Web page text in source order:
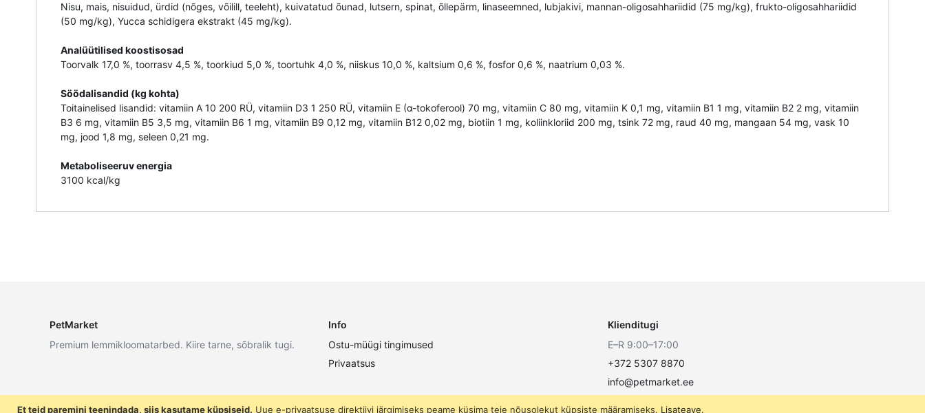
Et teid paremini teenindada, siis kasutame küpsiseid. Uue e-privaatsuse direktiivi järgimiseks peame küsima teie nõusolekut küpsiste määramiseks. Lisateave.
Nisu, mais, nisuidud, ürdid (nõges, võilill, teeleht), kuivatatud õunad, lutsern, spinat, õllepärm, linaseemned, lubjakivi, mannan-oligosahhariidid (75 mg/kg), frukto-oligosahhariidid
(50 mg/kg), Yucca schidigera ekstrakt (45 mg/kg).
Analüütilised koostisosad
Toorvalk 17,0 %, toorrasv 4,5 %, toorkiud 5,0 %, toortuhk 4,0 %, niiskus 10,0 %, kaltsium 0,6 %, fosfor 0,6 %, naatrium 0,03 %.
Söödalisandid (kg kohta)
Toitainelised lisandid: vitamiin A 10 200 RÜ, vitamiin D3 1 250 RÜ, vitamiin E (α-tokoferool) 70 mg, vitamiin C 80 mg, vitamiin K 0,1 mg, vitamiin B1 1 mg, vitamiin B2 2 mg, vitamiin
B3 6 mg, vitamiin B5 3,5 mg, vitamiin B6 1 mg, vitamiin B9 0,12 mg, vitamiin B12 0,02 mg, biotiin 1 mg, koliinkloriid 200 mg, tsink 72 mg, raud 40 mg, mangaan 54 mg, vask 10
mg, jood 1,8 mg, seleen 0,21 mg.
Metaboliseeruv energia
3100 kcal/kg
PetMarket
Premium lemmikloomatarbed. Kiire tarne, sõbralik tugi.
Info
Ostu-müügi tingimused
Privaatsus
Klienditugi
E–R 9:00–17:00
+372 5307 8870
info@petmarket.ee